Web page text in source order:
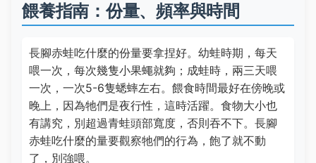
餵養指南：份量、頻率與時間
長腳赤蛙吃什麼的份量要拿捏好。幼蛙時期，每天
喂一次，每次幾隻小果蠅就夠；成蛙時，兩三天喂
一次，一次5-6隻蟋蟀左右。餵食時間最好在傍晚或
晚上，因為牠們是夜行性，這時活躍。食物大小也
有講究，別超過青蛙頭部寬度，否則吞不下。長腳
赤蛙吃什麼的量要觀察牠們的行為，飽了就不動
了，別強喂。